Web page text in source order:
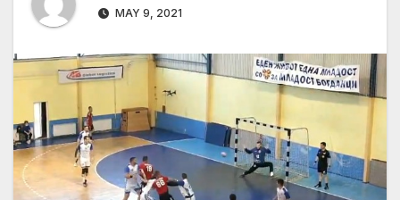
MAY 9, 2021